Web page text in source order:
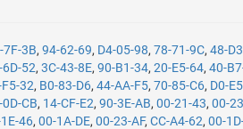
7F-3B,94-62-69, D4-05-98,78-71-9C,48-
6D-52,3C-43-8E,90-B1-34,20-E5-64,40-
F5-32, B0-83-D6,44-AA-F5,70-85-C6, D0-
CB, 14-CF-E2,90-3E-AB,00-21-43,00-
46,00-1A-DE,00-23-AF,CC-A4-62,00-